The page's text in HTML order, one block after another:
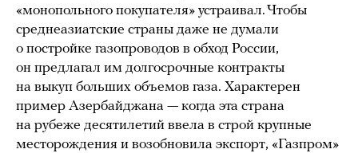
«монопольного покупателя» устраивал. Чтобы
среднеазиатские страны даже не думали
о постройке газопроводов в обход России,
он предлагал им долгосрочные контракты
на выкуп больших объемов газа. Характерен
пример Азербайджана — когда эта страна
на рубеже десятилетий ввела в строй крупные
месторождения и возобновила экспорт, «Газпром»